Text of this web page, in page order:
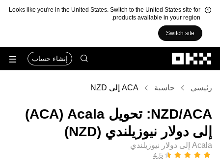
Looks like you're in the United States. Switch to the United States site for
products available in your region.
Switch site
إنشاء حساب
رئيسي حاسبة ACA إلى NZD
‏ACA/‏NZD: تحويل ‏Acala (‏ACA)
إلى ‏دولار نيوزيلندي (‏NZD)
Acala إلى دولار نيوزيلندي